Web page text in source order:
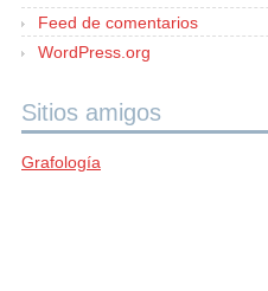
Feed de comentarios
WordPress.org
Sitios amigos
Grafología